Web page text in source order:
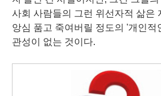
사회 사람들의 그런 위선자적 삶은
앙심 품고 죽여버릴 정도의 '개인적
관성이 없는 것이다.